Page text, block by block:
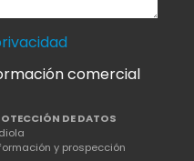
comercial
DE DATOS
y prospección